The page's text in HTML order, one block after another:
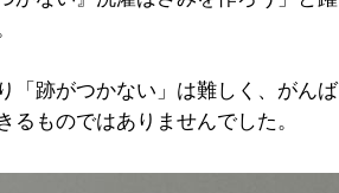
「跡がつかない」は難しく、がんば
ものではありませんでした。